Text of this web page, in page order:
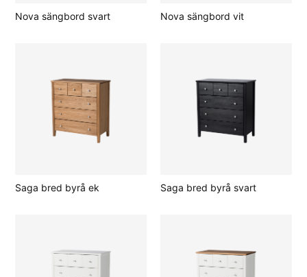
Nova sängbord svart Nova sängbord vit
Saga bred byrå ek Saga bred byrå svart